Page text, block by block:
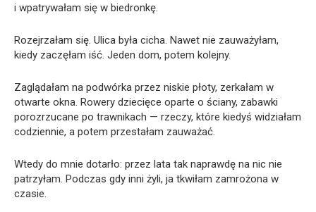
i wpatrywałam się w biedronkę.
Rozejrzałam się. Ulica była cicha. Nawet nie zauważyłam,
kiedy zaczęłam iść. Jeden dom, potem kolejny.
Zaglądałam na podwórka przez niskie płoty, zerkałam w
otwarte okna. Rowery dziecięce oparte o ściany, zabawki
porozrzucane po trawnikach — rzeczy, które kiedyś widziałam
codziennie, a potem przestałam zauważać.
Wtedy do mnie dotarło: przez lata tak naprawdę na nic nie
patrzyłam. Podczas gdy inni żyli, ja tkwiłam zamrożona w
czasie.